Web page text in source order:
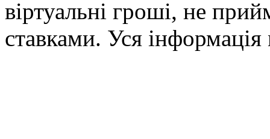
віртуальні гроші, не
ставками. Уся